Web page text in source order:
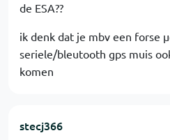
de ESA??
ik denk dat je mbv een forse
seriele/bleutooth gps muis
komen
stecj366